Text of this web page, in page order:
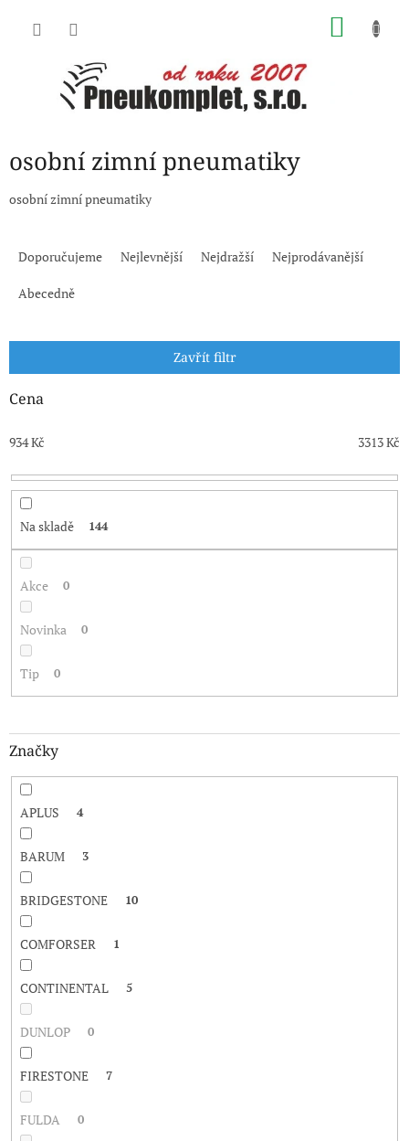
osobní zimní pneumatiky
osobní zimní pneumatiky
r
o
u
k
t
ů
Doporučujeme Nejlevnější Nejdražší Nejprodávanější
Abecedně
Zavřít filtr
Cena
934Kč 3313Kč
Na skladě 144
Akce 0
Novinka 0
Tip 0
Značky
APLUS 4
BARUM 3
BRIDGESTONE 10
COMFORSER 1
CONTINENTAL 5
DUNLOP 0
FIRESTONE 7
FULDA 0